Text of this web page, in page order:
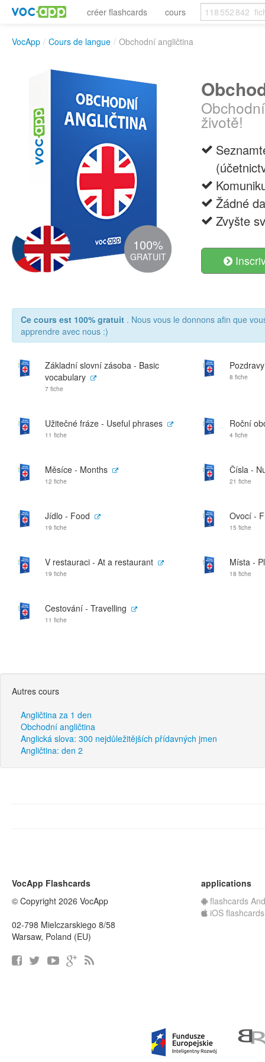
créer flashcards cours
VocApp / Cours de langue / Obchodní angličtina
100%
GRATUIT
životě!
Žádné
Zvyšte
Ce cours est 100% gratuit . Nous vous le donnons afin que
apprendre avec nous :)
Základní slovní zásoba - Basic
vocabulary
7 fiche
8 fiche
Užitečné fráze - Useful phrases
11 fiche
Roční
4 fiche
Měsíce - Months
12 fiche
Čísla -
21 fiche
Jídlo - Food
19 fiche
Ovocí -
15 fiche
V restauraci - At a restaurant
19 fiche
Místa -
18 fiche
Cestování - Travelling
11 fiche
Autres cours
Angličtina za 1 den
Obchodní angličtina
Anglická slova: 300 nejdůležitějších přídavných jmen
Angličtina: den 2
VocApp Flashcards
© Copyright 2026 VocApp
02-798 Mielczarskiego 8/58
Warsaw, Poland (EU)
applications
flashcards
iOS flashcards